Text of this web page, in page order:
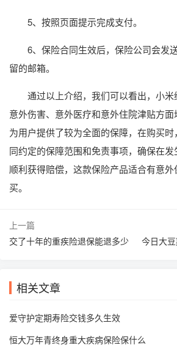
5、按照页面提示完成支付。
6、保险合同生效后，保险公司会发
留的邮箱。
通过以上介绍，我们可以看出，小
意外伤害、意外医疗和意外住院津贴方面
为用户提供了较为全面的保障，在购买
同约定的保障范围和免责事项，确保在
顺利获得赔偿，这款保险产品适合有意
买。
上一篇
交了十年的重疾险退保能退多少
相关文章
爱守护定期寿险交钱多久生效
恒大万年青终身重大疾病保险保什么